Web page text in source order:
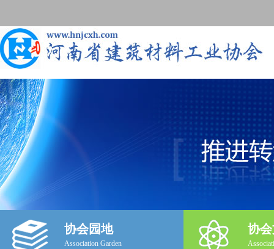
协会园地
Association Garden
协